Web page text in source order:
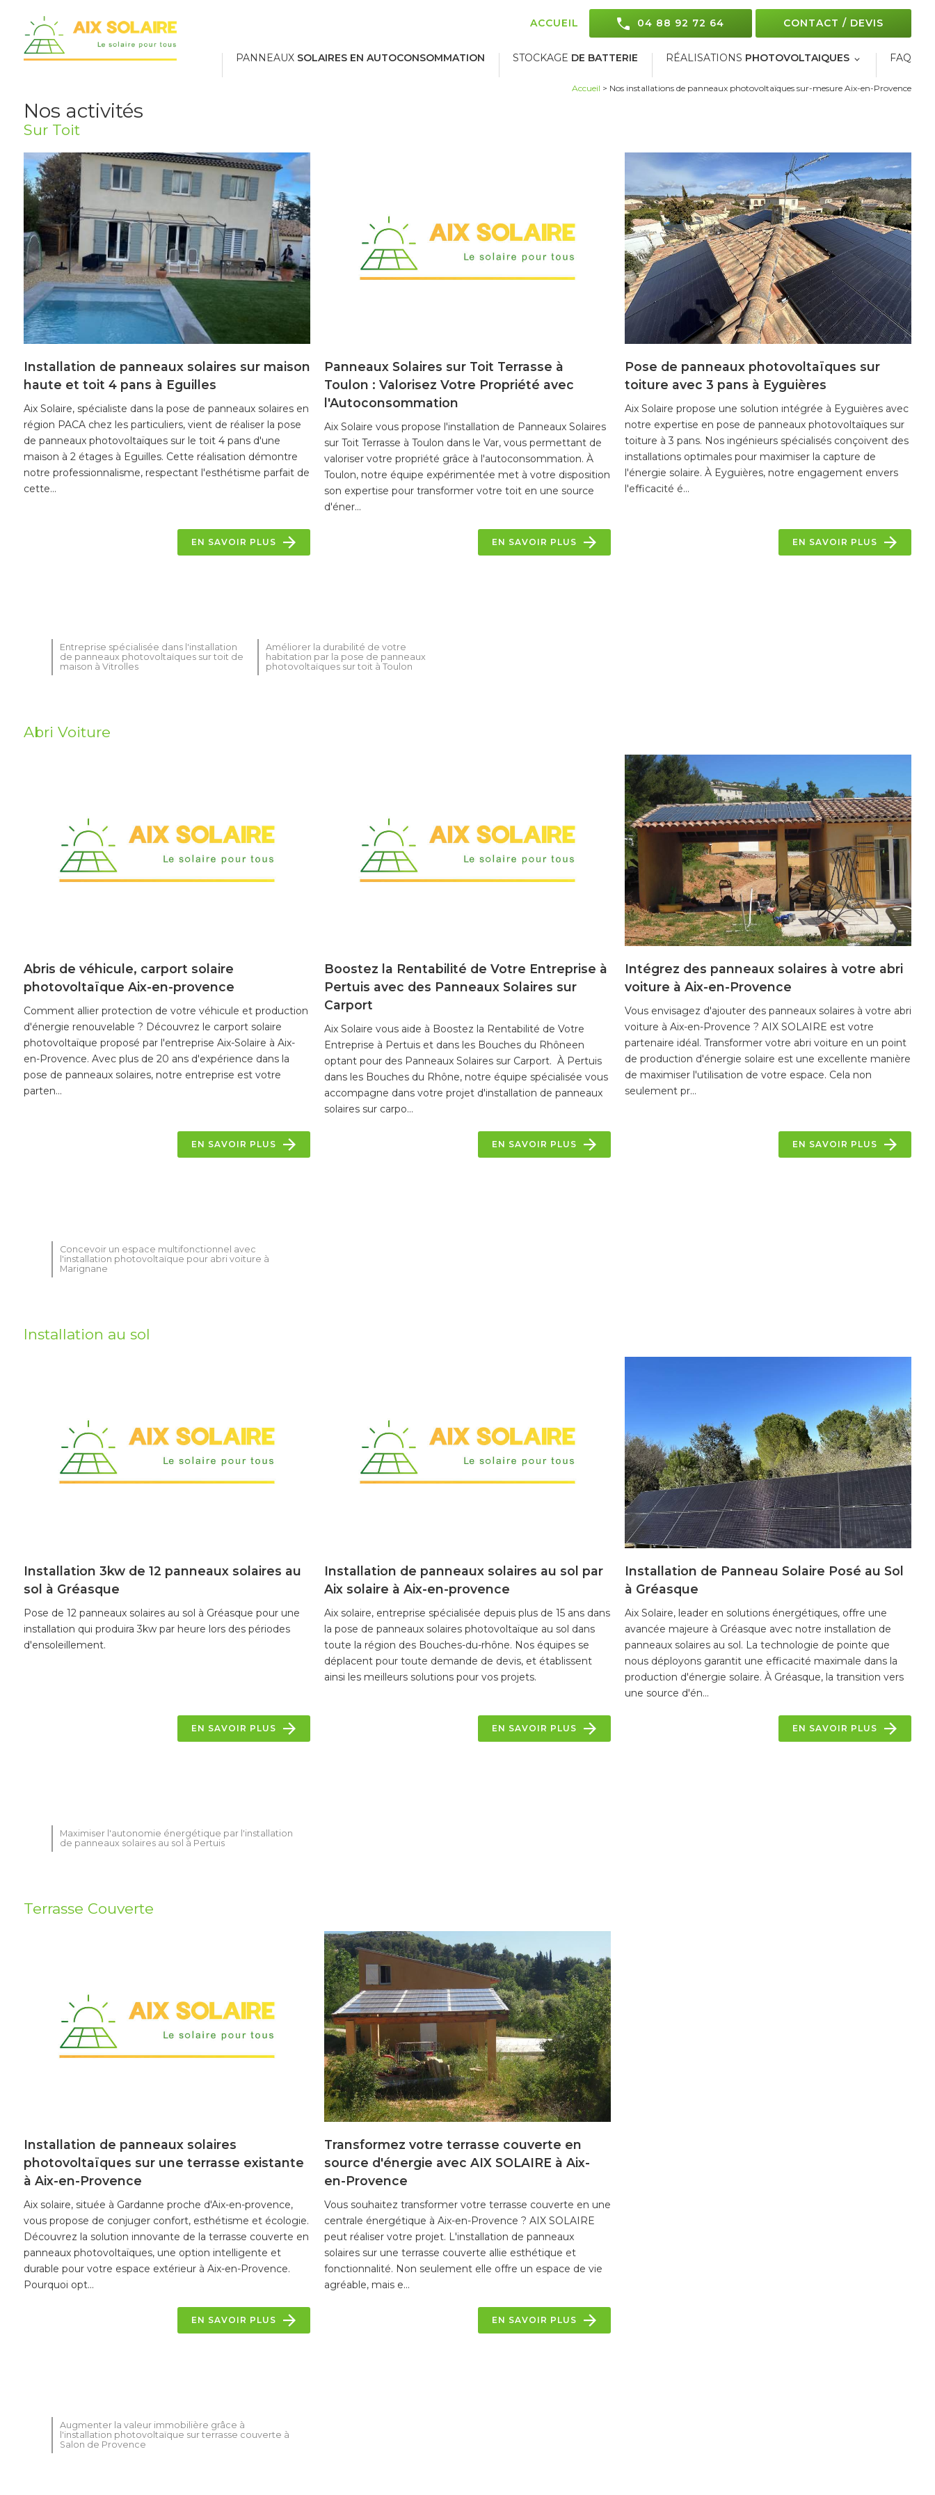
ACCUEIL 04 88 92 72 64 CONTACT / DEVIS
PANNEAUX SOLAIRES EN AUTOCONSOMMATION STOCKAGE DE BATTERIE RÉALISATIONS PHOTOVOLTAIQUES FAQ
Accueil > Nos installations de panneaux photovoltaïques sur-mesure Aix-en-Provence
Nos activités
Sur Toit
Installation de panneaux solaires sur maison
haute et toit 4 pans à Eguilles
Aix Solaire, spécialiste dans la pose de panneaux solaires en
région PACA chez les particuliers, vient de réaliser la pose
de panneaux photovoltaïques sur le toit 4 pans d'une
maison à 2 étages à Eguilles. Cette réalisation démontre
notre professionnalisme, respectant l'esthétisme parfait de
cette...
EN SAVOIR PLUS
Panneaux Solaires sur Toit Terrasse à
Toulon : Valorisez Votre Propriété avec
l'Autoconsommation
Aix Solaire vous propose l'installation de Panneaux Solaires
sur Toit Terrasse à Toulon dans le Var, vous permettant de
valoriser votre propriété grâce à l'autoconsommation. À
Toulon, notre équipe expérimentée met à votre disposition
son expertise pour transformer votre toit en une source
d'éner...
EN SAVOIR PLUS
Pose de panneaux photovoltaïques sur
toiture avec 3 pans à Eyguières
Aix Solaire propose une solution intégrée à Eyguières avec
notre expertise en pose de panneaux photovoltaïques sur
toiture à 3 pans. Nos ingénieurs spécialisés conçoivent des
installations optimales pour maximiser la capture de
l'énergie solaire. À Eyguières, notre engagement envers
l'efficacité é...
EN SAVOIR PLUS
Entreprise spécialisée dans l'installation
de panneaux photovoltaïques sur toit de
maison à Vitrolles
Améliorer la durabilité de votre
habitation par la pose de panneaux
photovoltaïques sur toit à Toulon
Abri Voiture
Abris de véhicule, carport solaire
photovoltaïque Aix-en-provence
Comment allier protection de votre véhicule et production
d'énergie renouvelable ? Découvrez le carport solaire
photovoltaïque proposé par l'entreprise Aix-Solaire à Aix-
en-Provence. Avec plus de 20 ans d'expérience dans la
pose de panneaux solaires, notre entreprise est votre
parten...
EN SAVOIR PLUS
Boostez la Rentabilité de Votre Entreprise à
Pertuis avec des Panneaux Solaires sur
Carport
Aix Solaire vous aide à Boostez la Rentabilité de Votre
Entreprise à Pertuis et dans les Bouches du Rhôneen
optant pour des Panneaux Solaires sur Carport. À Pertuis
dans les Bouches du Rhône, notre équipe spécialisée vous
accompagne dans votre projet d'installation de panneaux
solaires sur carpo...
EN SAVOIR PLUS
Intégrez des panneaux solaires à votre abri
voiture à Aix-en-Provence
Vous envisagez d'ajouter des panneaux solaires à votre abri
voiture à Aix-en-Provence ? AIX SOLAIRE est votre
partenaire idéal. Transformer votre abri voiture en un point
de production d'énergie solaire est une excellente manière
de maximiser l'utilisation de votre espace. Cela non
seulement pr...
EN SAVOIR PLUS
Concevoir un espace multifonctionnel avec
l'installation photovoltaïque pour abri voiture à
Marignane
Installation au sol
Installation 3kw de 12 panneaux solaires au
sol à Gréasque
Pose de 12 panneaux solaires au sol à Gréasque pour une
installation qui produira 3kw par heure lors des périodes
d'ensoleillement.
EN SAVOIR PLUS
Installation de panneaux solaires au sol par
Aix solaire à Aix-en-provence
Aix solaire, entreprise spécialisée depuis plus de 15 ans dans
la pose de panneaux solaires photovoltaïque au sol dans
toute la région des Bouches-du-rhône. Nos équipes se
déplacent pour toute demande de devis, et établissent
ainsi les meilleurs solutions pour vos projets.
EN SAVOIR PLUS
Installation de Panneau Solaire Posé au Sol
à Gréasque
Aix Solaire, leader en solutions énergétiques, offre une
avancée majeure à Gréasque avec notre installation de
panneaux solaires au sol. La technologie de pointe que
nous déployons garantit une efficacité maximale dans la
production d'énergie solaire. À Gréasque, la transition vers
une source d'én...
EN SAVOIR PLUS
Maximiser l'autonomie énergétique par l'installation
de panneaux solaires au sol à Pertuis
Terrasse Couverte
Installation de panneaux solaires
photovoltaïques sur une terrasse existante
à Aix-en-Provence
Aix solaire, située à Gardanne proche d'Aix-en-provence,
vous propose de conjuger confort, esthétisme et écologie.
Découvrez la solution innovante de la terrasse couverte en
panneaux photovoltaïques, une option intelligente et
durable pour votre espace extérieur à Aix-en-Provence.
Pourquoi opt...
EN SAVOIR PLUS
Transformez votre terrasse couverte en
source d'énergie avec AIX SOLAIRE à Aix-
en-Provence
Vous souhaitez transformer votre terrasse couverte en une
centrale énergétique à Aix-en-Provence ? AIX SOLAIRE
peut réaliser votre projet. L'installation de panneaux
solaires sur une terrasse couverte allie esthétique et
fonctionnalité. Non seulement elle offre un espace de vie
agréable, mais e...
EN SAVOIR PLUS
Augmenter la valeur immobilière grâce à
l'installation photovoltaïque sur terrasse couverte à
Salon de Provence